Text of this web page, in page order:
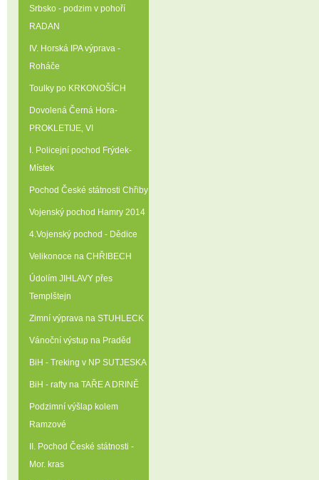
Srbsko - podzim v pohoří
RADAN
IV. Horská IPA výprava -
Roháče
Toulky po KRKONOŠÍCH
Dovolená Černá Hora-
PROKLETIJE‚ VI
I. Policejní pochod Frýdek-
Místek
Pochod České státnosti Chřiby
Vojenský pochod Hamry 2014
4.Vojenský pochod - Dědice
Velikonoce na CHŘIBECH
Údolím JIHLAVY přes
Templštejn
Zimní výprava na STUHLECK
Vánoční výstup na Praděd
BiH - Treking v NP SUTJESKA
BiH - rafty na TAŘE A DRINĚ
Podzimní výšlap kolem
Ramzové
II. Pochod České státnosti -
Mor. kras